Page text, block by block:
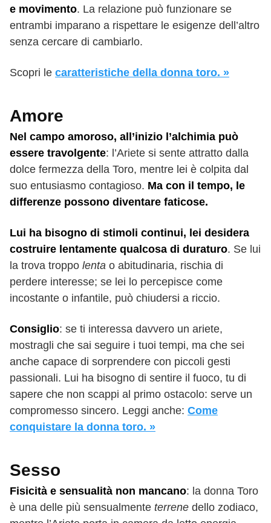
e movimento. La relazione può funzionare se
entrambi imparano a rispettare le esigenze dell’altro
senza cercare di cambiarlo.
Scopri le caratteristiche della donna toro. »
Amore
Nel campo amoroso, all’inizio l’alchimia può
essere travolgente: l’Ariete si sente attratto dalla
dolce fermezza della Toro, mentre lei è colpita dal
suo entusiasmo contagioso. Ma con il tempo, le
differenze possono diventare faticose.
Lui ha bisogno di stimoli continui, lei desidera
costruire lentamente qualcosa di duraturo. Se lui
la trova troppo lenta o abitudinaria, rischia di
perdere interesse; se lei lo percepisce come
incostante o infantile, può chiudersi a riccio.
Consiglio: se ti interessa davvero un ariete,
mostragli che sai seguire i tuoi tempi, ma che sei
anche capace di sorprendere con piccoli gesti
passionali. Lui ha bisogno di sentire il fuoco, tu di
sapere che non scappi al primo ostacolo: serve un
compromesso sincero. Leggi anche: Come
conquistare la donna toro. »
Sesso
Fisicità e sensualità non mancano: la donna Toro
è una delle più sensualmente terrene dello zodiaco,